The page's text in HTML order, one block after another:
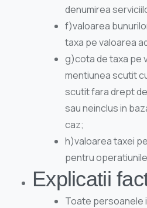
denumirea
f)valoarea
taxa pe valoarea
g)cota de taxa pe
mentiunea scutit
scutit fara drept
sau neinclus in
caz;
h)valoarea taxei
pentru
Explicatii
Toate persoanele